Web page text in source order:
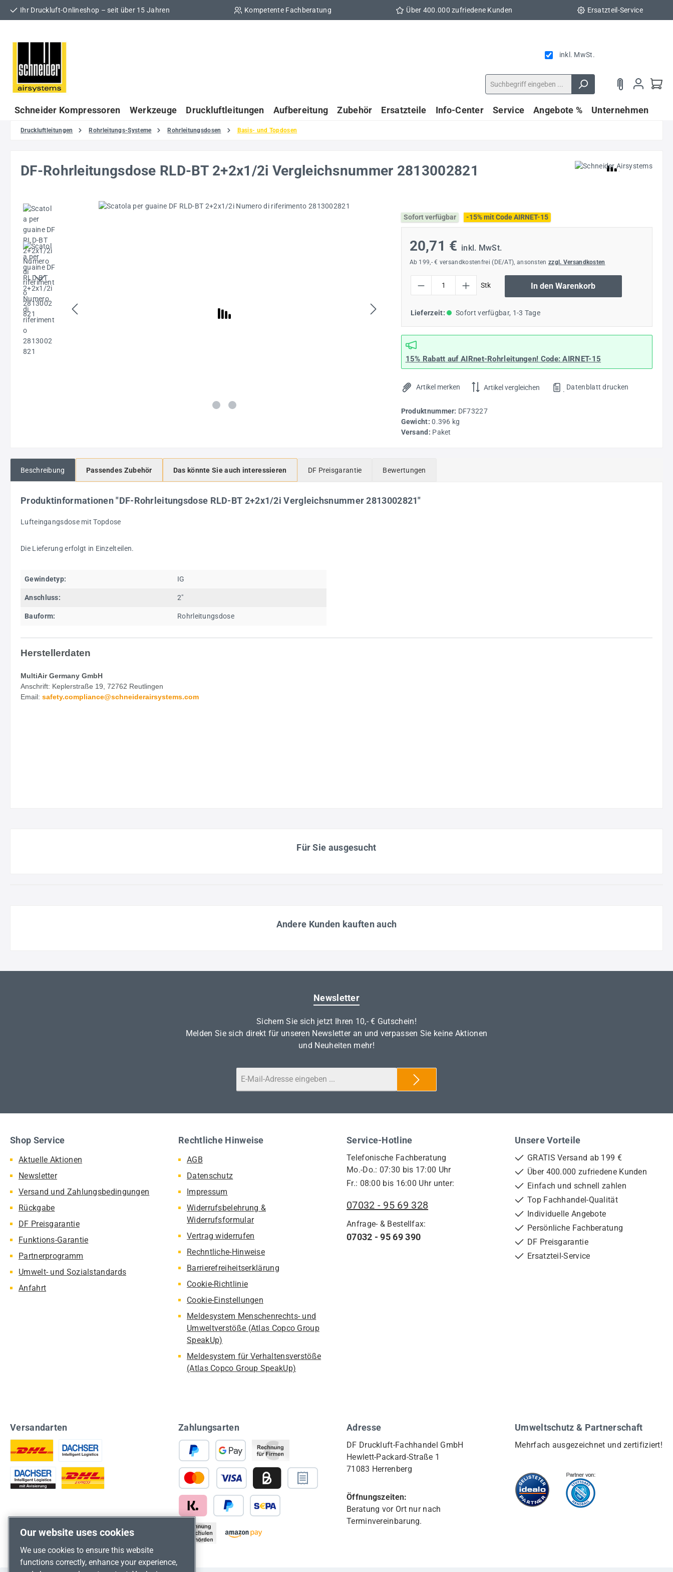
Hauptinhalt springen
Zur Suche springen
Zur Hauptnavigation springen
Ihr Druckluft-Onlineshop – seit über 15 Jahren Kompetente Fachberatung Über 400.000 zufriedene Kunden Ersatzteil-Service
inkl. MwSt.
Schneider Kompressoren Werkzeuge Druckluftleitungen Aufbereitung Zubehör Ersatzteile Info-Center Service Angebote % Unternehmen
Druckluftleitungen Rohrleitungs-Systeme Rohrleitungsdosen Basis- und Topdosen
DF-Rohrleitungsdose RLD-BT 2+2x1/2i Vergleichsnummer 2813002821
Bildergalerie überspringen
Sofort verfügbar
-15% mit Code AIRNET-15
20,71 € inkl. MwSt.
Ab 199,- € versandkostenfrei (DE/AT), ansonsten zzgl. Versandkosten
Stk In den Warenkorb
Lieferzeit: Sofort verfügbar, 1-3 Tage
15% Rabatt auf AIRnet-Rohrleitungen! Code:AIRNET-15
Artikel merken Artikel vergleichen . Datenblatt drucken
Produktnummer: DF73227
Gewicht:0.396 kg
Versand: Paket
Beschreibung Passendes Zubehör Das könnte Sie auch interessieren DF Preisgarantie Bewertungen
Produktinformationen "DF-Rohrleitungsdose RLD-BT 2+2x1/2i Vergleichsnummer 2813002821"
Lufteingangsdose mit Topdose
Die Lieferung erfolgt in Einzelteilen.
Gewindetyp: IG
Anschluss: 2"
Bauform: Rohrleitungsdose
Herstellerdaten
MultiAir Germany GmbH
Anschrift: Keplerstraße 19, 72762 Reutlingen
Email: safety.compliance@schneiderairsystems.com
Für Sie ausgesucht
Andere Kunden kauften auch
Newsletter
Sichern Sie sich jetzt Ihren 10,- € Gutschein!
Melden Sie sich direkt für unseren Newsletter an und verpassen Sie keine Aktionen
und Neuheiten mehr!
Service-Hotline
Telefonische Fachberatung
Mo.-Do.: 07:30 bis 17:00 Uhr
Fr.: 08:00 bis 16:00 Uhr unter:
07032 - 95 69 328
Anfrage- & Bestellfax:
07032 - 95 69 390
Shop Service
Aktuelle Aktionen
Newsletter
Versand und Zahlungsbedingungen
Rückgabe
DF Preisgarantie
Funktions-Garantie
Partnerprogramm
Umwelt- und Sozialstandards
Anfahrt
Rechtliche Hinweise
AGB
Datenschutz
Impressum
Widerrufsbelehrung &
Widerrufsformular
Vertrag widerrufen
Rechntliche-Hinweise
Barrierefreiheitserklärung
Cookie-Richtlinie
Cookie-Einstellungen
Meldesystem Menschenrechts- und
Umweltverstöße (Atlas Copco Group
SpeakUp)
Meldesystem für Verhaltensverstöße
(Atlas Copco Group SpeakUp)
Unsere Vorteile
GRATIS Versand ab 199 €
Über 400.000 zufriedene Kunden
Einfach und schnell zahlen
Top Fachhandel-Qualität
Individuelle Angebote
Persönliche Fachberatung
DF Preisgarantie
Ersatzteil-Service
Versandarten Zahlungsarten Adresse
DF Druckluft-Fachhandel GmbH
Hewlett-Packard-Straße 1
71083 Herrenberg
Öffnungszeiten:
Beratung vor Ort nur nach
Terminvereinbarung.
Umweltschutz & Partnerschaft
Mehrfach ausgezeichnet und zertifiziert!
Our website uses cookies
We use cookies to ensure this website
functions correctly, enhance your experience,